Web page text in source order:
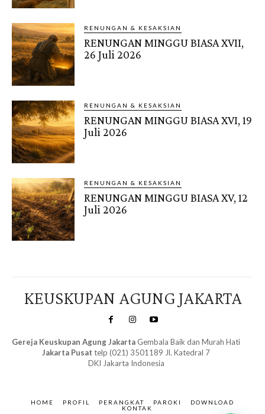
RENUNGAN & KESAKSIAN
RENUNGAN MINGGU BIASA XVII,
26 Juli 2026
RENUNGAN & KESAKSIAN
RENUNGAN MINGGU BIASA XVI, 19
Juli 2026
RENUNGAN & KESAKSIAN
RENUNGAN MINGGU BIASA XV, 12
Juli 2026
KEUSKUPAN AGUNG JAKARTA
Gereja Keuskupan Agung Jakarta Gembala Baik dan Murah Hati
Jakarta Pusat telp (021) 3501189 Jl. Katedral 7
DKI Jakarta Indonesia
HOME PROFIL PERANGKAT PAROKI
DOWNLOAD
KONTAK